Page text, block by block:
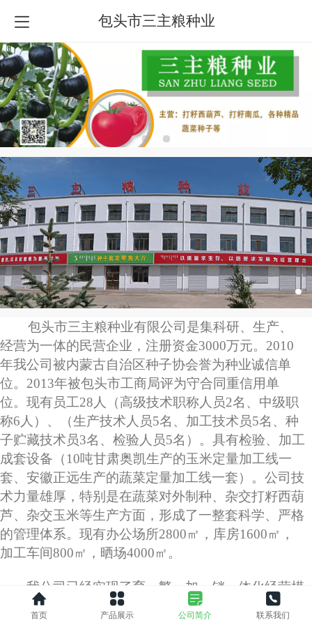
包头市三主粮种业
包头市三主粮种业有限公司是集科研、生产、
经营为一体的民营企业，注册资金3000万元。2010
年我公司被内蒙古自治区种子协会誉为种业诚信单
位。2013年被包头市工商局评为守合同重信用单
位。现有员工28人（高级技术职称人员2名、中级职
称6人）、（生产技术人员5名、加工技术员5名、种
子贮藏技术员3名、检验人员5名）。具有检验、加工
成套设备（10吨甘肃奥凯生产的玉米定量加工线一
套、安徽正远生产的蔬菜定量加工线一套）。公司技
术力量雄厚，特别是在蔬菜对外制种、杂交打籽西葫
芦、杂交玉米等生产方面，形成了一整套科学、严格
的管理体系。现有办公场所2800㎡，库房1600㎡，
加工车间800㎡，晒场4000㎡。
我公司已经实现了育、繁、加、销一体化经营模
式，具有稳定的玉米繁种基地5000亩，主要繁育公
首页 产品展示 公司简介 联系我们